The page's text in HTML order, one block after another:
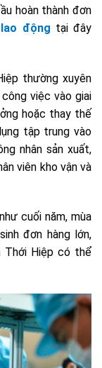
hoàn thành đơn
động tại đây
thường xuyên
việc vào giai
hoặc thay thế
tập trung vào
nhân sản xuất,
viên kho vận và
cuối năm, mùa
đơn hàng lớn,
Thới Hiệp có thể